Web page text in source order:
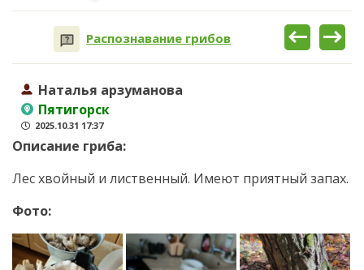
Распознавание грибов
Наталья арзуманова
Пятигорск
2025.10.31 17:37
Описание гриба:
Лес хвойный и лиственный. Имеют приятный запах.
Фото: